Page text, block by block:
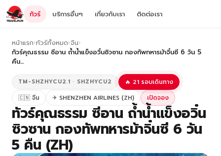
ทัวร์ บริการอื่นๆ เกี่ยวกับเรา ติดต่อเรา
หน้าแรก›ทัวร์ทั้งหมด›จีน›
ทัวร์คุณธรรม ซีอาน ถ้ำน้ำแข็งอวิ๋นซิวซาน กองทัพทหารม้าจิ๋นซี 6 วัน 5
คืน…
TM-SHZHYCU2.1 · SHZHYCU2
🔥 21 รอบเดินทาง
🇨🇳 จีน
✈ SHENZHEN AIRLINES (ZH) เปิดจอง
ทัวร์คุณธรรม ซีอาน ถ้ำน้ำแข็งอวิ๋น
ซิวซาน กองทัพทหารม้าจิ๋นซี 6 วัน
5 คืน (ZH)